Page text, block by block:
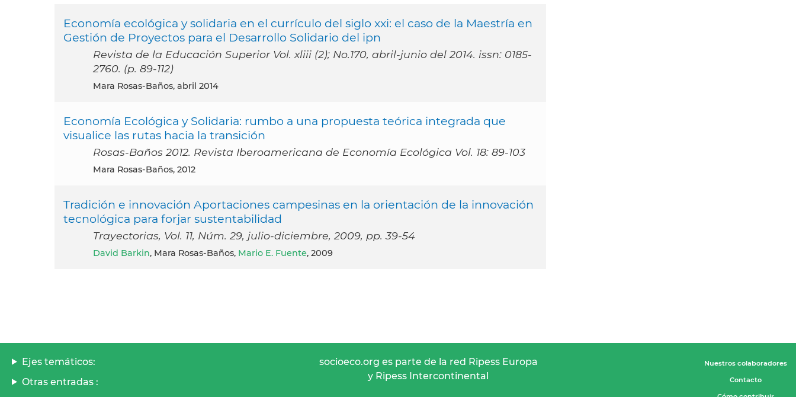
Economía ecológica y solidaria en el currículo del siglo xxi: el caso de la Maestría en
Gestión de Proyectos para el Desarrollo Solidario del ipn
Revista de la Educación Superior Vol. xliii (2); No.170, abril-junio del 2014. issn: 0185-
2760. (p. 89-112)
Mara Rosas-Baños, abril 2014
Economía Ecológica y Solidaria: rumbo a una propuesta teórica integrada que
visualice las rutas hacia la transición
Rosas-Baños 2012. Revista Iberoamericana de Economía Ecológica Vol. 18: 89-103
Mara Rosas-Baños, 2012
Tradición e innovación Aportaciones campesinas en la orientación de la innovación
tecnológica para forjar sustentabilidad
Trayectorias, Vol. 11, Núm. 29, julio-diciembre, 2009, pp. 39-54
David Barkin, Mara Rosas-Baños, Mario E. Fuente, 2009
Ejes temáticos:
Otras entradas :
socioeco.org es parte de la red Ripess Europa
y Ripess Intercontinental
Nuestros colaboradores
Contacto